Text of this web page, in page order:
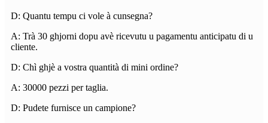
D: Quantu tempu ci vole à cunsegna?
A: Trà 30 ghjorni dopu avè ricevutu u pagamentu anticipatu di u
cliente.
D: Chì ghjè a vostra quantità di mini ordine?
A: 30000 pezzi per taglia.
D: Pudete furnisce un campione?